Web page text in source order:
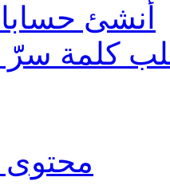
أنشئ حسابا
كلمة سرّّ